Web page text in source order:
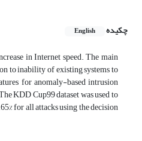
چکیده
English
in Internet speed. The main
to inability of existing systems to
for anomaly-based intrusion
KDD Cup99 dataset was used to
for all attacks using the decision